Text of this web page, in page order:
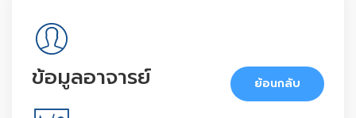
ข้อมูลอาจารย์ ย้อนกลับ